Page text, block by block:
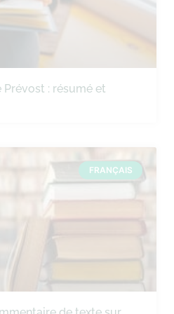
Prévost : résumé et
FRANÇAIS